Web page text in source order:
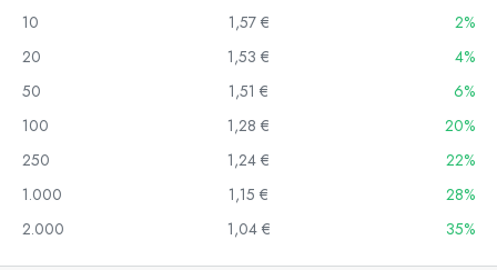
10
1,57 €
2%
20
1,53 €
4%
50
1,51 €
6%
100
1,28 €
20%
250
1,24 €
22%
1.000
1,15 €
28%
2.000
1,04 € 35%